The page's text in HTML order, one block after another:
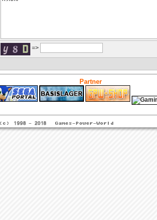
=>
Partner